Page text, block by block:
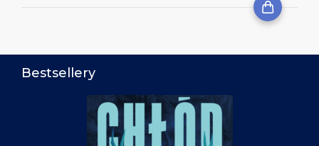
Bestsellery